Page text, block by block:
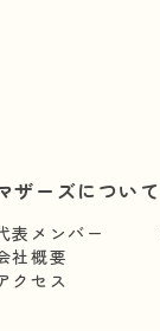
ザーズについて
表メンバー
社概要
クセス